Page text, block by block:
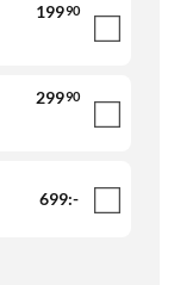
19990
29990
699:-